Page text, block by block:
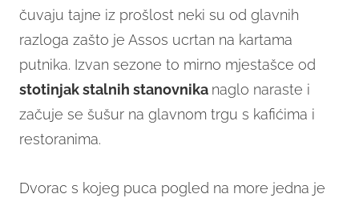
čuvaju tajne iz prošlost neki su od glavnih
razloga zašto je Assos ucrtan na kartama
putnika. Izvan sezone to mirno mjestašce od
stotinjak stalnih stanovnika naglo naraste i
začuje se šušur na glavnom trgu s kafićima i
restoranima.
Dvorac s kojeg puca pogled na more jedna je